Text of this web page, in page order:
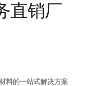
直销厂
料的一站式解决方案